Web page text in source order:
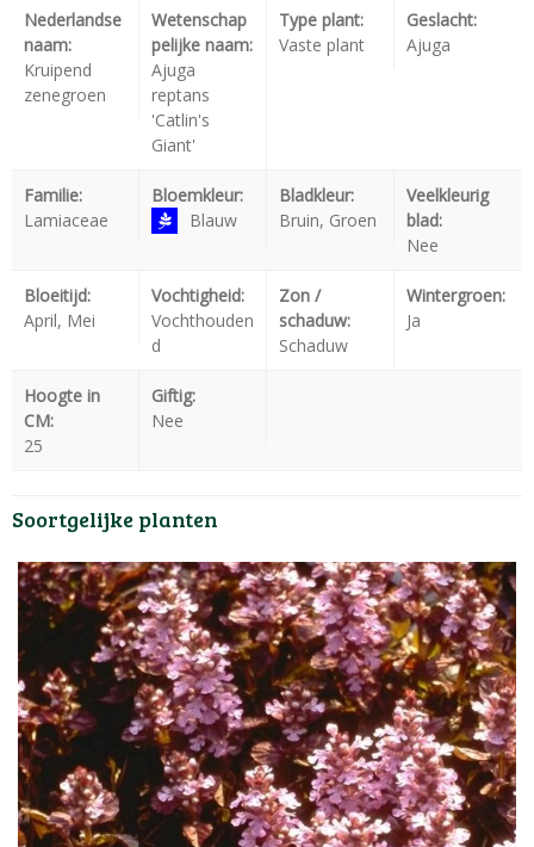
Nederlandse
naam:
Kruipend
zenegroen
Wetenschap
pelijke naam:
Ajuga
reptans
'Catlin's
Giant'
Type plant:
Vaste plant
Geslacht:
Ajuga
Familie:
Lamiaceae
Bloemkleur:
Blauw
Bladkleur:
Bruin, Groen
Veelkleurig
blad:
Nee
Bloeitijd:
April, Mei
Vochtigheid:
Vochthouden
d
Zon /
schaduw:
Schaduw
Wintergroen:
Ja
Hoogte in
CM:
25
Giftig:
Nee
Soortgelijke planten